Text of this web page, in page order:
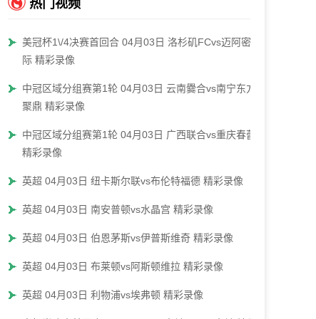
热门视频
美冠杯1\/4决赛首回合 04月03日 洛杉矶FCvs迈阿密国
际 精彩录像
中冠区域分组赛第1轮 04月03日 云南爨合vs南宁东方
聚鼎 精彩录像
中冠区域分组赛第1轮 04月03日 广西联合vs重庆春蕾
精彩录像
英超 04月03日 纽卡斯尔联vs布伦特福德 精彩录像
英超 04月03日 南安普顿vs水晶宫 精彩录像
英超 04月03日 伯恩茅斯vs伊普斯维奇 精彩录像
英超 04月03日 布莱顿vs阿斯顿维拉 精彩录像
英超 04月03日 利物浦vs埃弗顿 精彩录像